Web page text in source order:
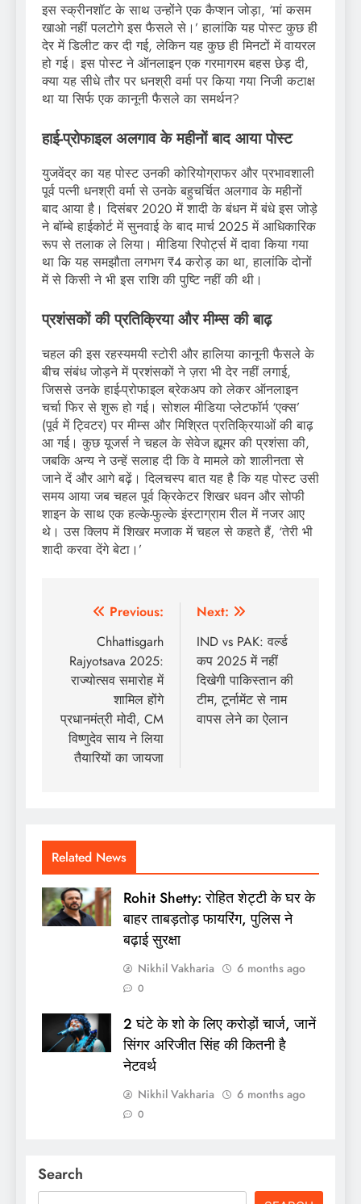
इस स्क्रीनशॉट के साथ उन्होंने एक कैप्शन जोड़ा, ‘मां कसम
खाओ नहीं पलटोगे इस फैसले से।’ हालांकि यह पोस्ट कुछ ही
देर में डिलीट कर दी गई, लेकिन यह कुछ ही मिनटों में वायरल
हो गई। इस पोस्ट ने ऑनलाइन एक गरमागरम बहस छेड़ दी,
क्या यह सीधे तौर पर धनश्री वर्मा पर किया गया निजी कटाक्ष
था या सिर्फ एक कानूनी फैसले का समर्थन?
हाई-प्रोफाइल अलगाव के महीनों बाद आया पोस्ट
युजवेंद्र का यह पोस्ट उनकी कोरियोग्राफर और प्रभावशाली
पूर्व पत्नी धनश्री वर्मा से उनके बहुचर्चित अलगाव के महीनों
बाद आया है। दिसंबर 2020 में शादी के बंधन में बंधे इस जोड़े
ने बॉम्बे हाईकोर्ट में सुनवाई के बाद मार्च 2025 में आधिकारिक
रूप से तलाक ले लिया। मीडिया रिपोर्ट्स में दावा किया गया
था कि यह समझौता लगभग ₹4 करोड़ का था, हालांकि दोनों
में से किसी ने भी इस राशि की पुष्टि नहीं की थी।
प्रशंसकों की प्रतिक्रिया और मीम्स की बाढ़
चहल की इस रहस्यमयी स्टोरी और हालिया कानूनी फैसले के
बीच संबंध जोड़ने में प्रशंसकों ने ज़रा भी देर नहीं लगाई,
जिससे उनके हाई-प्रोफाइल ब्रेकअप को लेकर ऑनलाइन
चर्चा फिर से शुरू हो गई। सोशल मीडिया प्लेटफॉर्म ‘एक्स’
(पूर्व में ट्विटर) पर मीम्स और मिश्रित प्रतिक्रियाओं की बाढ़
आ गई। कुछ यूजर्स ने चहल के सेवेज ह्यूमर की प्रशंसा की,
जबकि अन्य ने उन्हें सलाह दी कि वे मामले को शालीनता से
जाने दें और आगे बढ़ें। दिलचस्प बात यह है कि यह पोस्ट उसी
समय आया जब चहल पूर्व क्रिकेटर शिखर धवन और सोफी
शाइन के साथ एक हल्के-फुल्के इंस्टाग्राम रील में नजर आए
थे। उस क्लिप में शिखर मजाक में चहल से कहते हैं, ‘तेरी भी
शादी करवा देंगे बेटा।’
Post
navigation
Previous:
Chhattisgarh
Rajyotsava 2025:
राज्योत्सव समारोह में
शामिल होंगे
प्रधानमंत्री मोदी, CM
विष्णुदेव साय ने लिया
तैयारियों का जायजा
Next:
IND vs PAK: वर्ल्ड
कप 2025 में नहीं
दिखेगी पाकिस्तान की
टीम, टूर्नामेंट से नाम
वापस लेने का ऐलान
Related News
Rohit Shetty: रोहित शेट्टी के घर के
बाहर ताबड़तोड़ फायरिंग, पुलिस ने
बढ़ाई सुरक्षा
Nikhil Vakharia 6 months ago
0
2 घंटे के शो के लिए करोड़ों चार्ज, जानें
सिंगर अरिजीत सिंह की कितनी है
नेटवर्थ
Nikhil Vakharia 6 months ago
0
Search